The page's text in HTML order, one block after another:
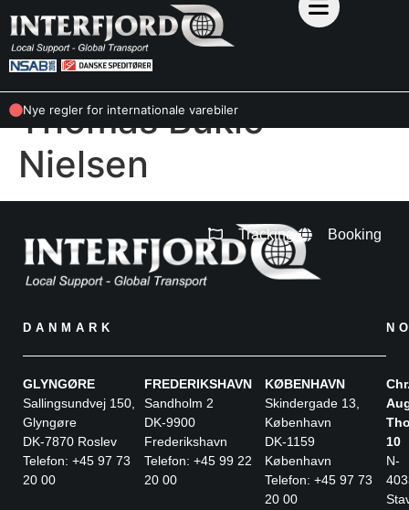
Nye regler for internationale varebiler
Thomas Bukic
Nielsen
Tracking Booking
DANMARK
GLYNGØRE
Sallingsundvej 150,
Glyngøre
DK-7870 Roslev
Telefon: +45 97 73
20 00
FREDERIKSHAVN
Sandholm 2
DK-9900
Frederikshavn
Telefon: +45 99 22
20 00
KØBENHAVN
Skindergade 13,
København
DK-1159
København
Telefon: +45 97 73
20 00
10
N-